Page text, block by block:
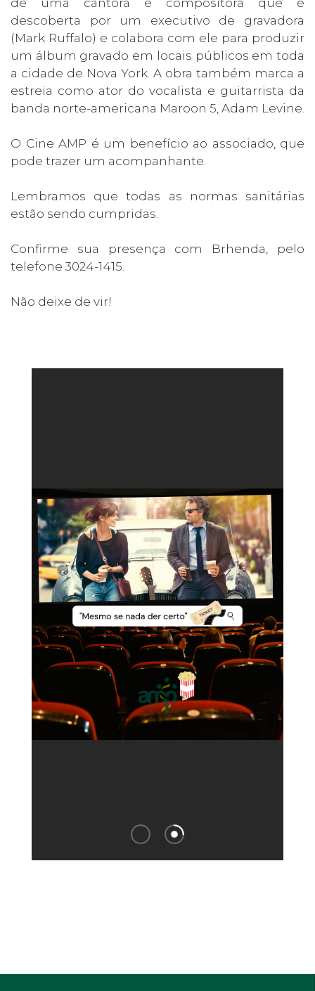
de uma cantora e compositora que é
descoberta por um executivo de gravadora
(Mark Ruffalo) e colabora com ele para produzir
um álbum gravado em locais públicos em toda
a cidade de Nova York. A obra também marca a
estreia como ator do vocalista e guitarrista da
banda norte-americana Maroon 5, Adam Levine.
O Cine AMP é um benefício ao associado, que
pode trazer um acompanhante.
Lembramos que todas as normas sanitárias
estão sendo cumpridas.
Confirme sua presença com Brhenda, pelo
telefone 3024-1415.
Não deixe de vir!